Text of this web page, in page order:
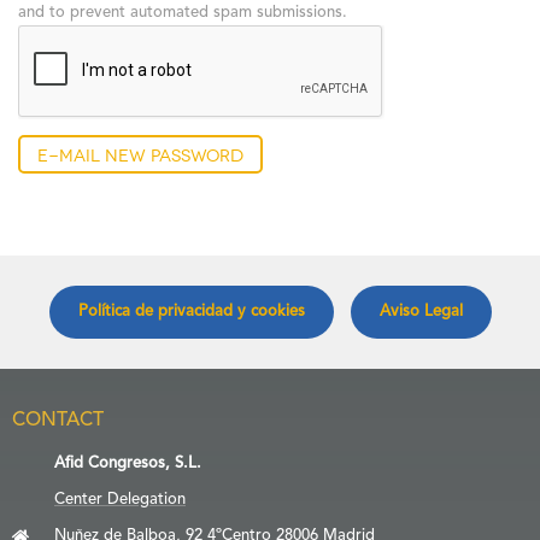
and to prevent automated spam submissions.
E-mail new password
Política de privacidad y cookies Aviso Legal
CONTACT
Afid Congresos, S.L.
Center Delegation
Nuñez de Balboa, 92 4ºCentro 28006 Madrid